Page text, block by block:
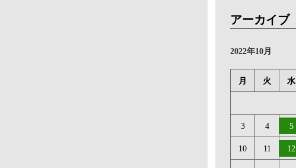
アーカイブ
2022年10月
月 火 水
3 4 5
10 11 12